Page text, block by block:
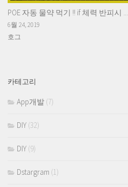
POE 자동 물약 먹기 !! if 체력 반피시 ...
6월 24, 2019
호그
카테고리
App개발 (7)
DIY (32)
DIY (9)
Dstargram (1)